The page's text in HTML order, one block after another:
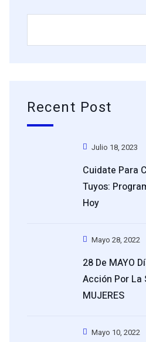
Recent Post
Julio 18, 2023
Cuidate Para
Tuyos:
Hoy
Mayo 28, 2022
28 De MAYO
Acción Por La
MUJERES
Mayo 10, 2022